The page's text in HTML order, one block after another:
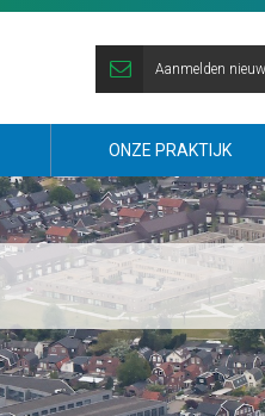
Aanmelden
ONZE PRAKTIJK